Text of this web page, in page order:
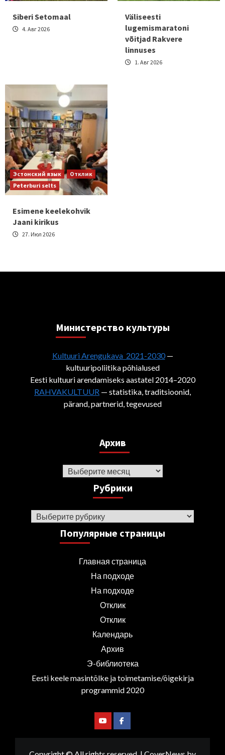
Siberi Setomaal
4. Авг 2026
Väliseesti
lugemismaratoni
võitjad Rakvere
linnuses
1. Авг 2026
Эстонский язык
Отклик
Peterburi selts
Esimene keelekohvik
Jaani kirikus
27. Июл 2026
Министерствo культуры
Kultuuri Arengukava 2021-2030—
kultuuripoliitika põhialused
Eesti kultuuri arendamiseks aastatel 2014–2020
RAHVAKULTUUR — statistika, traditsioonid,
pärand, partnerid, tegevused
Архив
Архив
Рубрики
Рубрики
Популярные страницы
Главная страница
На подходе
На подходе
Отклик
Отклик
Календарь
Архив
Э-библиотека
Eesti keele masintõlke ja toimetamise/õigekirja
programmid 2020
YoutubeFacebook